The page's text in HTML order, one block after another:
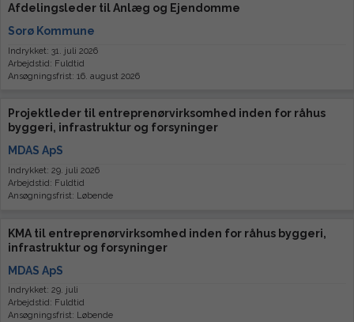
Afdelingsleder til Anlæg og Ejendomme
Sorø Kommune
Indrykket: 31. juli 2026
Arbejdstid: Fuldtid
Ansøgningsfrist: 16. august 2026
Projektleder til entreprenørvirksomhed inden for råhus
byggeri, infrastruktur og forsyninger
MDAS ApS
Indrykket: 29. juli 2026
Arbejdstid: Fuldtid
Ansøgningsfrist: Løbende
KMA til entreprenørvirksomhed inden for råhus byggeri,
infrastruktur og forsyninger
MDAS ApS
Indrykket: 29. juli
Arbejdstid: Fuldtid
Ansøgningsfrist: Løbende